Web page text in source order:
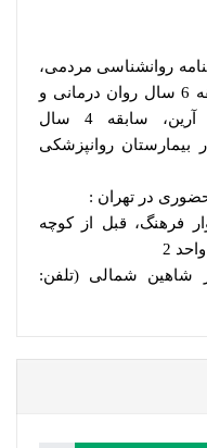
روانشناسی مردمی،
مشاور بالینی، سابقه 6 سال روان درمانی و
مشاوره در مرکز آرین، سابقه 4 سال
بیمارستان روانپزشکی
در تهران :
فرهنگ، قبل از کوچه
شاهین شمالی (تلفن: